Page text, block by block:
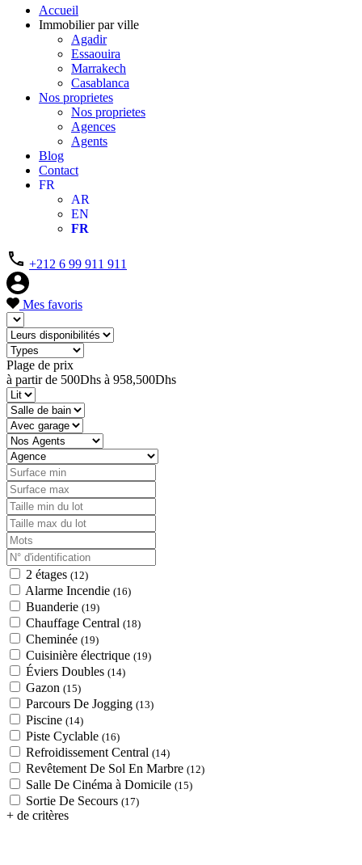
Accueil
Immobilier par ville
Agadir
Essaouira
Marrakech
Casablanca
Nos proprietes
Nos proprietes
Agences
Agents
Blog
Contact
FR
AR
EN
FR
+212 6 99 911 911
Mes favoris
Plage de prix
à partir de 500Dhs à 958,500Dhs
2 étages (12)
Alarme Incendie (16)
Buanderie (19)
Chauffage Central (18)
Cheminée (19)
Cuisinière électrique (19)
Éviers Doubles (14)
Gazon (15)
Parcours De Jogging (13)
Piscine (14)
Piste Cyclable (16)
Refroidissement Central (14)
Revêtement De Sol En Marbre (12)
Salle De Cinéma à Domicile (15)
Sortie De Secours (17)
+ de critères